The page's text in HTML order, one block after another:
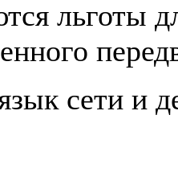
льготы
сети и